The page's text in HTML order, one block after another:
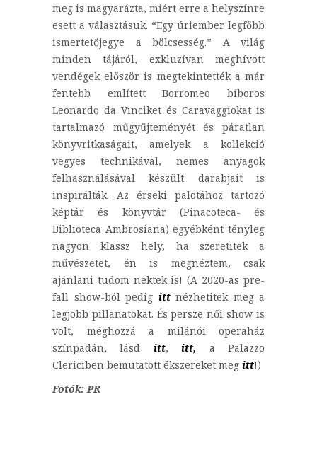
meg is magyarázta, miért erre a helyszínre
esett a választásuk. “Egy úriember legfőbb
ismertetőjegye a bölcsesség.” A világ
minden tájáról, exkluzívan meghívott
vendégek először is megtekintették a már
fentebb említett Borromeo bíboros
Leonardo da Vinciket és Caravaggiokat is
tartalmazó műgyűjteményét és páratlan
könyvritkaságait, amelyek a kollekció
vegyes technikával, nemes anyagok
felhasználásával készült darabjait is
inspirálták. Az érseki palotához tartozó
képtár és könyvtár (Pinacoteca- és
Biblioteca Ambrosiana) egyébként tényleg
nagyon klassz hely, ha szeretitek a
művészetet, én is megnéztem, csak
ajánlani tudom nektek is! (A 2020-as pre-
fall show-ból pedig ittnézhetitek meg a
legjobb pillanatokat. És persze női show is
volt, méghozzá a milánói operaház
színpadán, lásd itt,itt, a Palazzo
Clericiben bemutatott ékszereket meg itt!)
Fotók: PR